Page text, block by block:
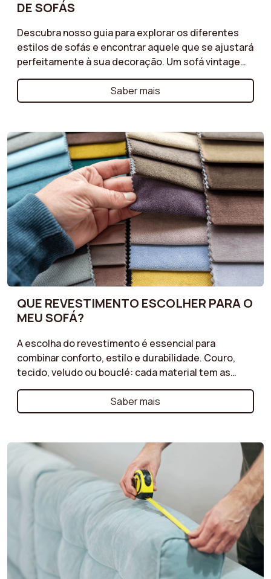
DE SOFÁS
Descubra nosso guia para explorar os diferentes
estilos de sofás e encontrar aquele que se ajustará
perfeitamente à sua decoração. Um sofá vintage
para um toque retrô, um modelo art déco para um
visual sofisticado, um estilo industrial para uma
atmosfera urbana ou um sofá cottage para um
seus próprios atrativos. Aprenda a selecionar o que
realçará seu interior refletindo sua personalidade.
Crie um espaço único e harmonioso com o sofá
perfeito para sua decoração!
Saber mais
QUE REVESTIMENTO ESCOLHER PARA O
MEU SOFÁ?
A escolha do revestimento é essencial para
combinar conforto, estilo e durabilidade. Couro,
tecido, veludo ou bouclé: cada material tem as
suas vantagens. Opte pelo couro para um visual
intemporal e grande resistência, o tecido pela sua
versatilidade e inúmeras opções de cores, o veludo
textura moderna e aconchegante. Descubra os
nossos conselhos para escolher o revestimento
que melhor se adapta ao seu estilo de vida e que vai
realçar a sua sala, garantindo conforto e
durabilidade para o seu sofá.
Saber mais